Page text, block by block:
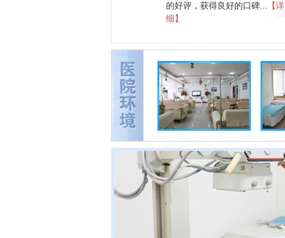
在男性健康领域，专业性和可靠性是患
禅城名仕医院怎
么样：患者认
可，口碑优良
评价一家医疗机构
的价值，直接的指标莫过...
瞩目关注丨佛山
规吗：专家云
的好评，获得良好的口碑...
【详
细】